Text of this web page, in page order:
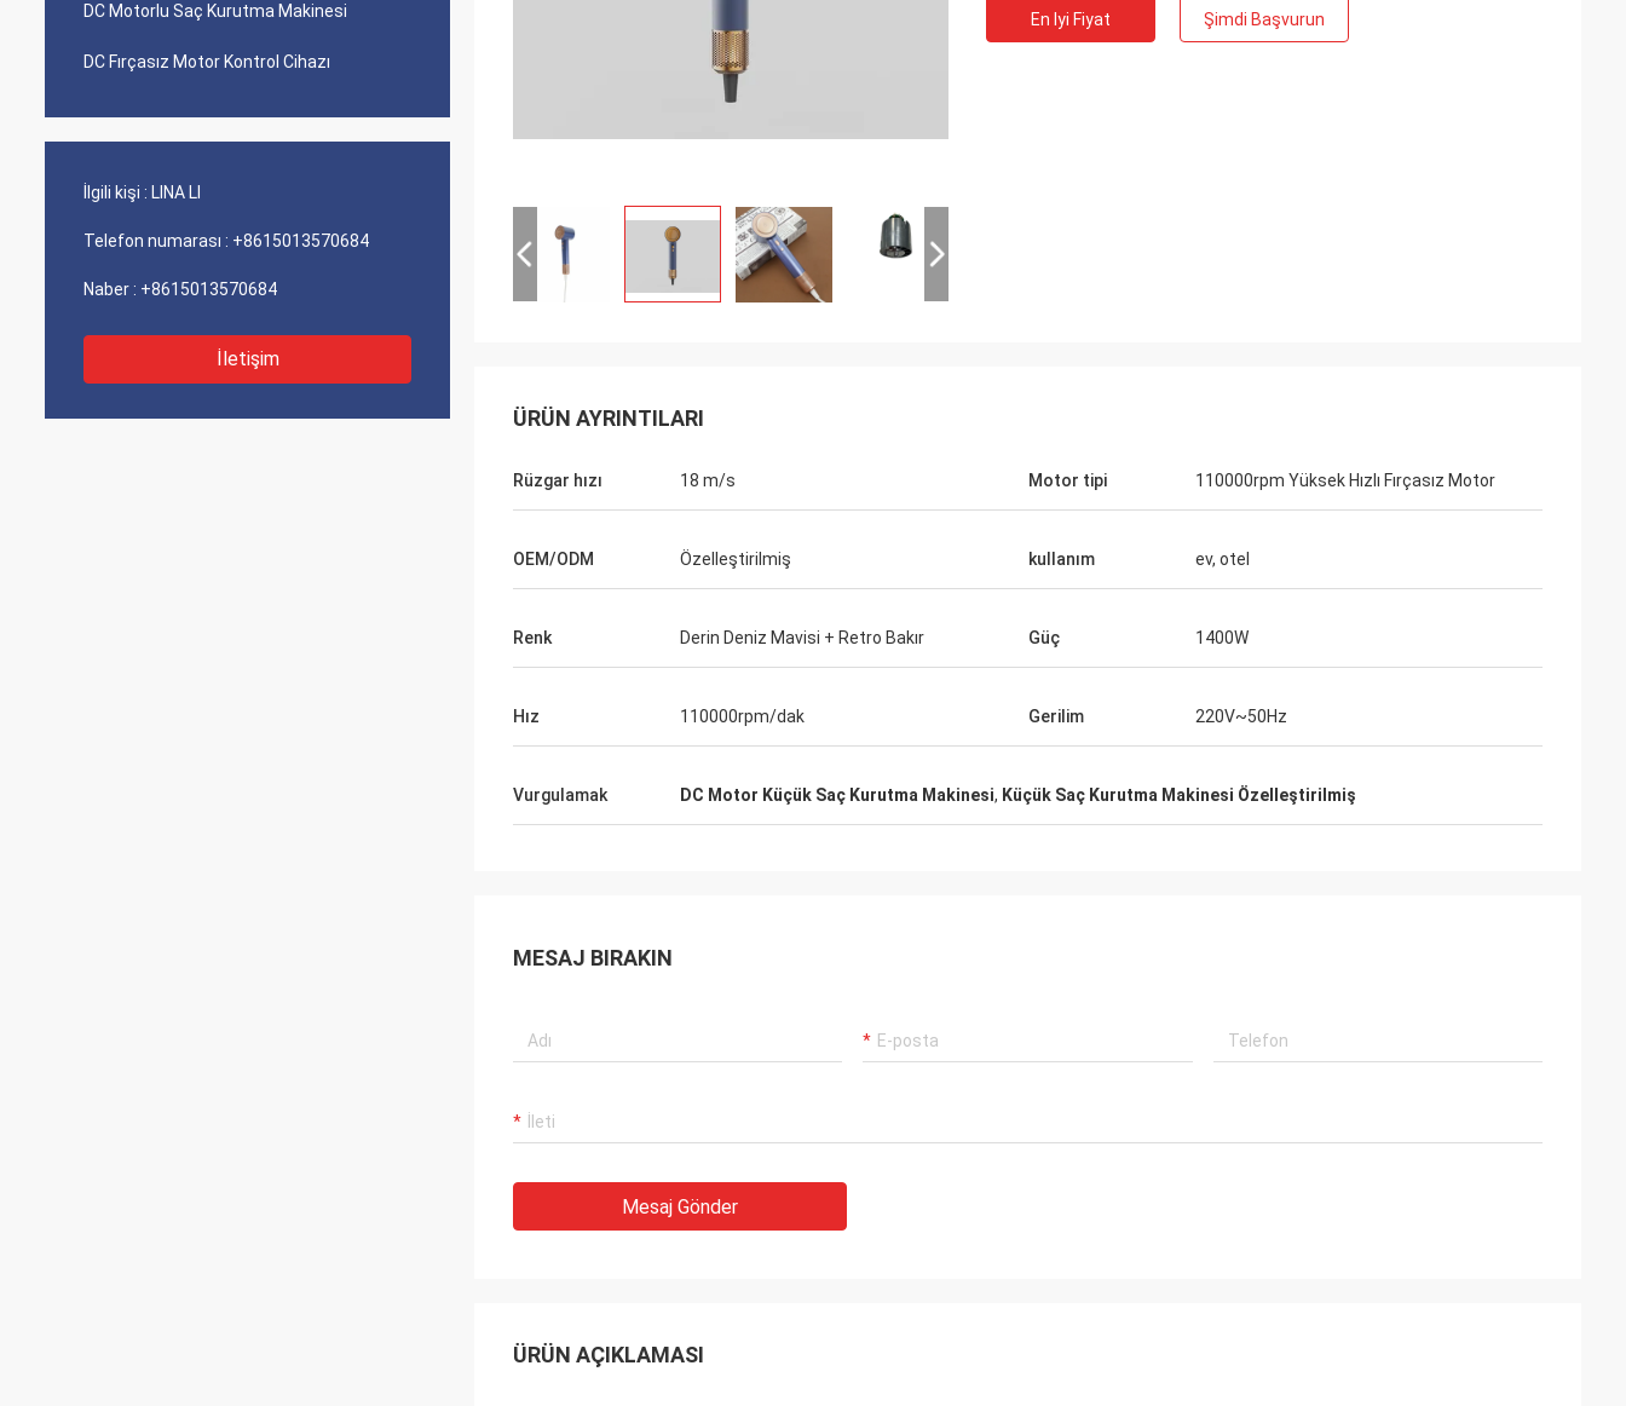
DC Motorlu Saç Kurutma Makinesi
DC Fırçasız Motor Kontrol Cihazı
İlgili kişi : LINA LI
Telefon numarası : +8615013570684
Naber : +8615013570684
İletişim
En Iyi Fiyat Şimdi Başvurun
ÜRÜN AYRINTILARI
Rüzgar hızı 18 m/s Motor tipi 110000rpm Yüksek Hızlı Fırçasız Motor
OEM/ODM Özelleştirilmiş kullanım ev, otel
Renk Derin Deniz Mavisi + Retro Bakır Güç 1400W
Hız 110000rpm/dak Gerilim 220V~50Hz
Vurgulamak DC Motor Küçük Saç Kurutma Makinesi, Küçük Saç Kurutma Makinesi Özelleştirilmiş
MESAJ BIRAKIN
Mesaj Gönder
ÜRÜN AÇIKLAMASI